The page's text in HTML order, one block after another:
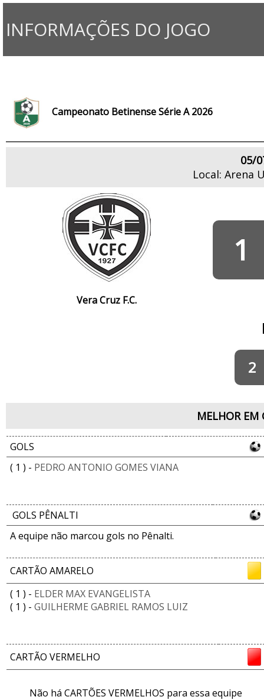
INFORMAÇÕES DO JOGO
Campeonato Betinense Série A 2026
05/
Local: Arena
Vera Cruz F.C.
1
2
MELHOR
GOLS
( 1 ) - PEDRO ANTONIO GOMES VIANA
GOLS PÊNALTI
A equipe não marcou gols no Pênalti.
CARTÃO AMARELO
( 1 ) - ELDER MAX EVANGELISTA
( 1 ) - GUILHERME GABRIEL RAMOS LUIZ
CARTÃO VERMELHO
Não há CARTÕES VERMELHOS para essa equipe